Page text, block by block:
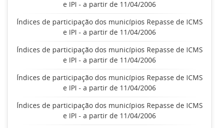
e IPI - a partir de 11/04/2006
Índices de participação dos municípios Repasse de ICMS
e IPI - a partir de 11/04/2006
Índices de participação dos municípios Repasse de ICMS
e IPI - a partir de 11/04/2006
Índices de participação dos municípios Repasse de ICMS
e IPI - a partir de 11/04/2006
Índices de participação dos municípios Repasse de ICMS
e IPI - a partir de 11/04/2006